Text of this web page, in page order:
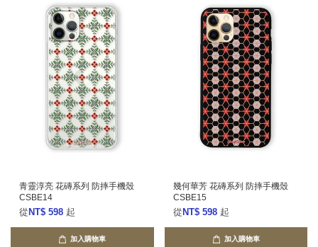
青靈淳亮 花磚系列 防摔手機殼
CSBE14
從 NT$ 598 起
加入購物車
幾何華芳 花磚系列 防摔手機殼
CSBE15
從 NT$ 598 起
加入購物車